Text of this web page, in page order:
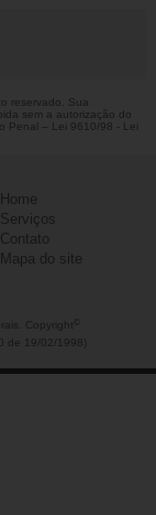
reservado. Sua
sem a autorização do
Penal – Lei 9610/98 - Lei
Home
Serviços
Contato
Mapa do site
Copyright
de 19/02/1998)